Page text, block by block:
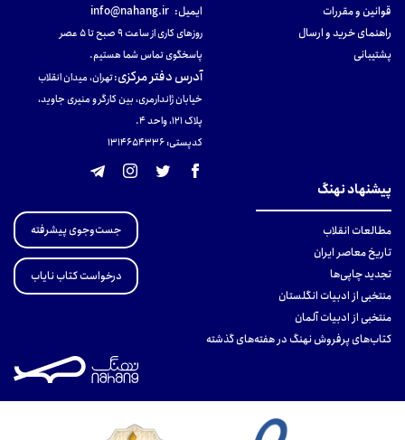
قوانین و مقررات
راهنمای خرید و ارسال
پشتیبانی
ایمیل: info@nahang.ir
روزهای کاری از ساعت ۹ صبح تا ۵ عصر
پاسخگوی تماس شما هستیم.
آدرس دفتر مرکزی:تهران، میدان انقلاب
خیابان ژاندارمری، بین کارگر و منیری جاوید،
پلاک 121، واحد ۴.
کدپستی: 131465433۶
پیشنهاد نهنگ
مطالعات انقلاب
تاریخ معاصر ایران
تجدید چاپی‌ها
منتخبی از ادبیات انگلستان
منتخبی از ادبیات آلمان
کتاب‌های پرفروش نهنگ در هفته‌های گذشته
جست‌وجوی پیشرفته
درخواست کتاب نایاب